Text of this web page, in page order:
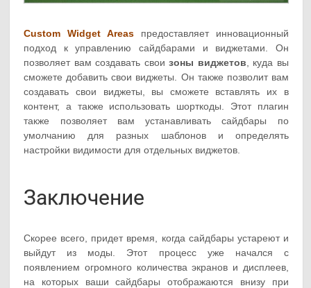
Custom Widget Areas предоставляет инновационный
подход к управлению сайдбарами и виджетами. Он
позволяет вам создавать своизоны виджетов , куда вы
сможете добавить свои виджеты. Он также позволит вам
создавать свои виджеты, вы сможете вставлять их в
контент, а также использовать шорткоды. Этот плагин
также позволяет вам устанавливать сайдбары по
умолчанию для разных шаблонов и определять
настройки видимости для отдельных виджетов.
Заключение
Скорее всего, придет время, когда сайдбары устареют и
выйдут из моды. Этот процесс уже начался с
появлением огромного количества экранов и дисплеев,
на которых ваши сайдбары отображаются внизу при